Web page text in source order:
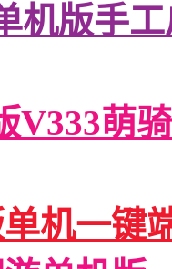
机版手
V333萌
机一键